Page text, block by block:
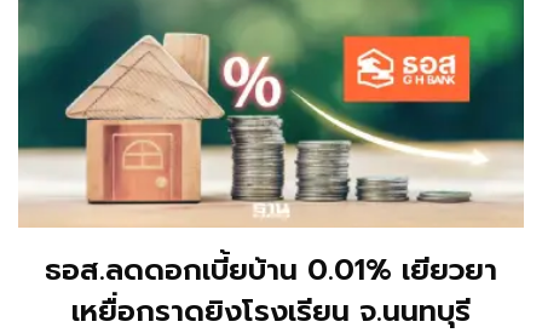
ธอส.ลดดอกเบี้ยบ้าน 0.01% เยียวยา
เหยื่อกราดยิงโรงเรียน จ.นนทบุรี